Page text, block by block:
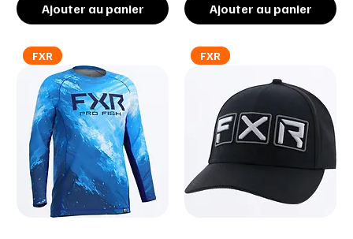
Ajouter au panier Ajouter au panier
FXR FXR